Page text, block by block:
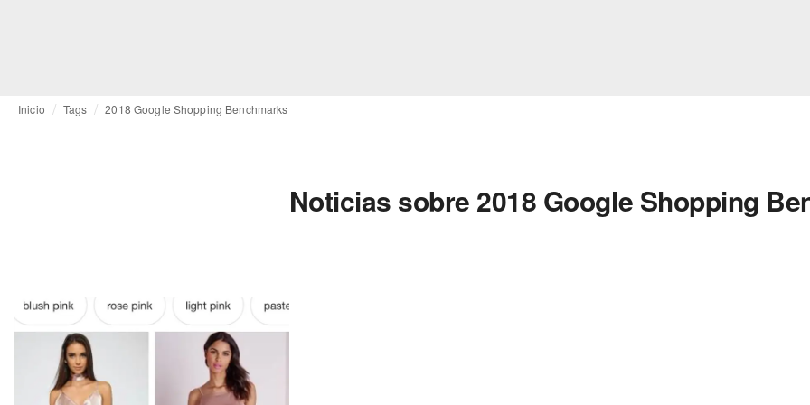
Inicio Tags 2018 Google Shopping Benchmarks
Noticias sobre 2018 Google Shopping